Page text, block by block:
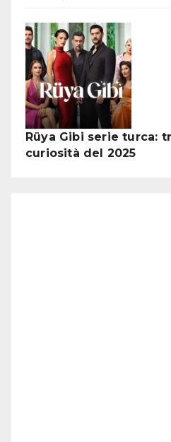
Rüya Gibi serie turca:
curiosità del 2025